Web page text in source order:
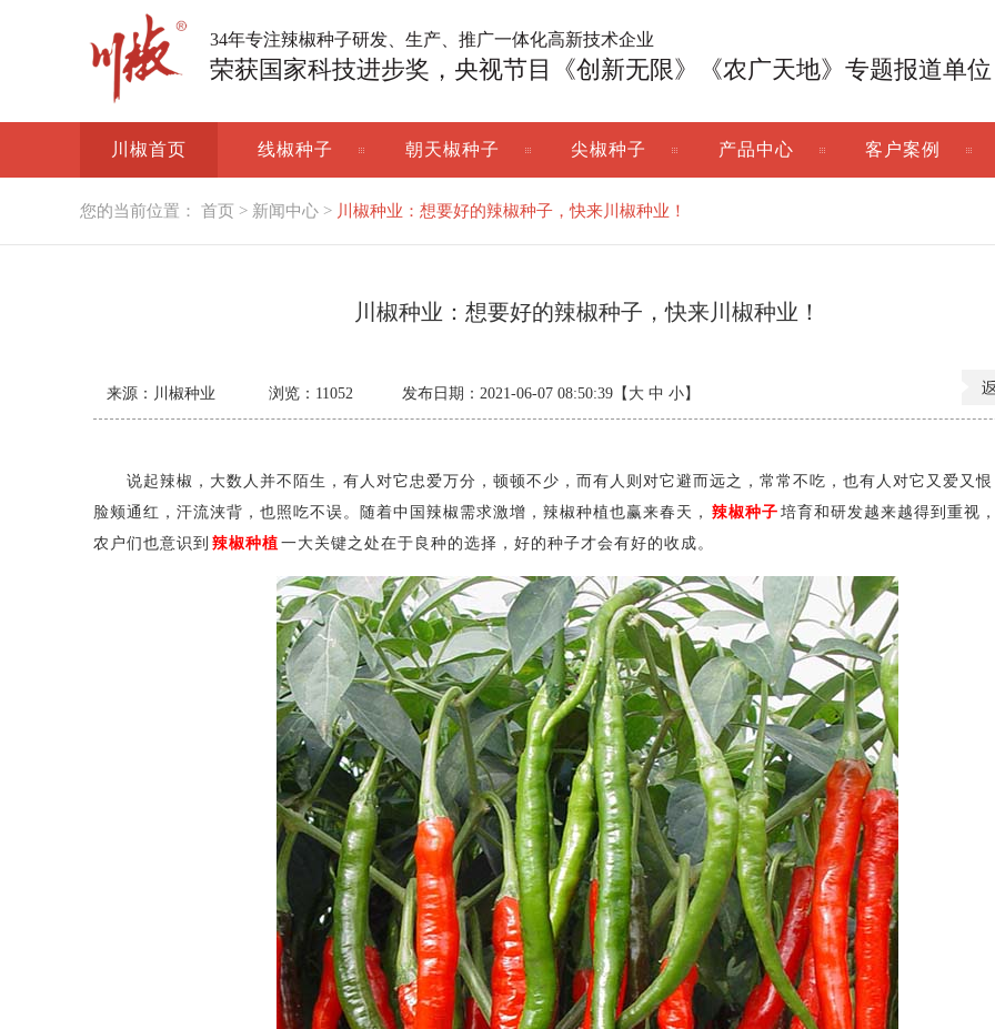
34年专注辣椒种子研发、生产、推广一体化高新技术企业
荣获国家科技进步奖，央视节目《创新无限》《农广天地》专题报道单位
川椒首页 线椒种子 朝天椒种子 尖椒种子 产品中心 客户案例
您的当前位置： 首页 > 新闻中心 > 川椒种业：想要好的辣椒种子，快来川椒种业！
川椒种业：想要好的辣椒种子，快来川椒种业！
来源：川椒种业 浏览： 11052 发布日期：2021-06-07 08:50:39【 大 中 小】
说起辣椒，大数人并不陌生，有人对它忠爱万分，顿顿不少，而有人则对它避而远之，常常不吃，也有人对它又爱又恨
脸颊通红，汗流浃背，也照吃不误。随着中国辣椒需求激增，辣椒种植也赢来春天， 辣椒种子 培育和研发越来越得到重视
农户们也意识到 辣椒种植 一大关键之处在于良种的选择，好的种子才会有好的收成。